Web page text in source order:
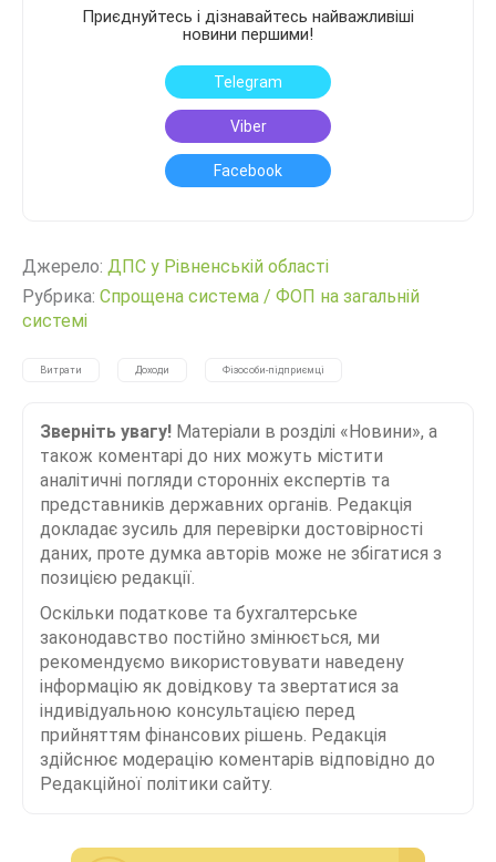
Приєднуйтесь і дізнавайтесь найважливіші
новини першими!
Telegram
Viber
Facebook
Джерело: ДПС у Рівненській області
Рубрика: Спрощена система / ФОП на загальній
системі
Витрати Доходи Фізособи-підприємці
Зверніть увагу! Матеріали в розділі «Новини», а
також коментарі до них можуть містити
аналітичні погляди сторонніх експертів та
представників державних органів. Редакція
докладає зусиль для перевірки достовірності
даних, проте думка авторів може не збігатися з
позицією редакції.
Оскільки податкове та бухгалтерське
законодавство постійно змінюється, ми
рекомендуємо використовувати наведену
інформацію як довідкову та звертатися за
індивідуальною консультацією перед
прийняттям фінансових рішень. Редакція
здійснює модерацію коментарів відповідно до
Редакційної політики сайту.